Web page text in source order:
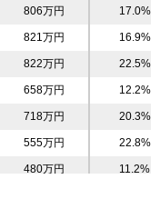
806万円 17.0%
821万円 16.9%
822万円 22.5%
658万円 12.2%
718万円 20.3%
555万円 22.8%
480万円 11.2%